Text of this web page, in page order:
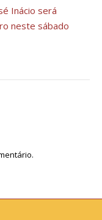
Inácio será
neste sábado